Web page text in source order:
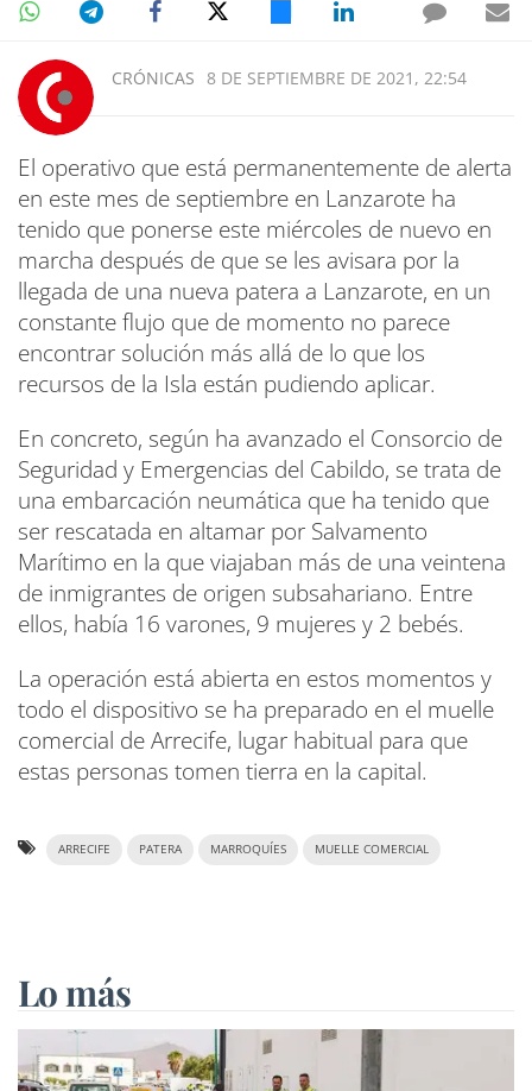
CRÓNICAS 8 DE SEPTIEMBRE DE 2021, 22:54
El operativo que está permanentemente de alerta
en este mes de septiembre en Lanzarote ha
tenido que ponerse este miércoles de nuevo en
marcha después de que se les avisara por la
llegada de una nueva patera a Lanzarote, en un
constante flujo que de momento no parece
encontrar solución más allá de lo que los
recursos de la Isla están pudiendo aplicar.
En concreto, según ha avanzado el Consorcio de
Seguridad y Emergencias del Cabildo, se trata de
una embarcación neumática que ha tenido que
ser rescatada en altamar por Salvamento
Marítimo en la que viajaban más de una veintena
de inmigrantes de origen subsahariano. Entre
ellos, había 16 varones, 9 mujeres y 2 bebés.
La operación está abierta en estos momentos y
todo el dispositivo se ha preparado en el muelle
comercial de Arrecife, lugar habitual para que
estas personas tomen tierra en la capital.
ARRECIFE PATERA MARROQUÍES MUELLE COMERCIAL
Lo más